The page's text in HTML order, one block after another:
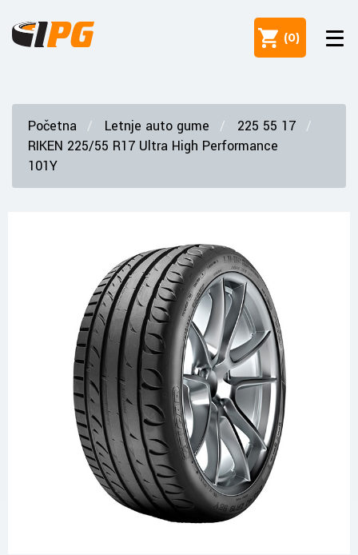
(0)
Početna Letnje auto gume
225 55 17
RIKEN 225/55 R17 Ultra High Performance
101Y